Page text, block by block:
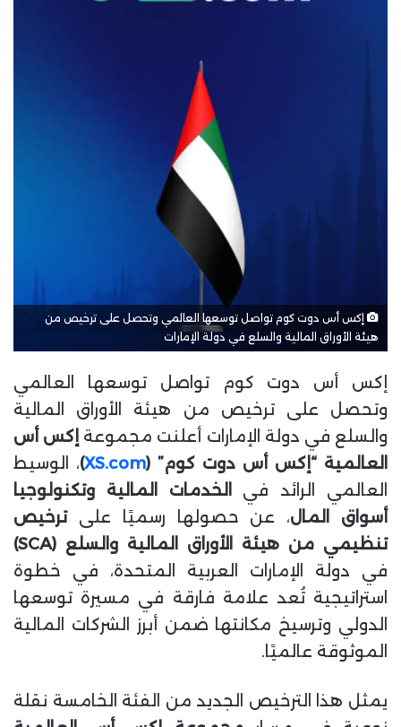
و
ن
ي
إكس أس دوت كوم تواصل توسعها العالمي وتحصل على ترخيص من
هيئة الأوراق المالية والسلع في دولة الإمارات
إكس أس دوت كوم تواصل توسعها العالمي
وتحصل على ترخيص من هيئة الأوراق المالية
والسلع في دولة الإمارات أعلنت مجموعة إكس أس
العالمية “إكس أس دوت كوم” (XS.com
)، الوسيط
العالمي الرائد في
الخدمات المالية وتكنولوجيا
أسواق المال، عن حصولها رسميًا علىترخيص
تنظيمي من هيئة الأوراق المالية والسلع (SCA)
في دولة الإمارات العربية المتحدة، في خطوة
استراتيجية تُعد علامة فارقة في مسيرة توسعها
الدولي وترسيخ مكانتها ضمن أبرز الشركات المالية
الموثوقة عالميًا.
يمثل هذا الترخيص الجديد من الفئة الخامسة نقلة